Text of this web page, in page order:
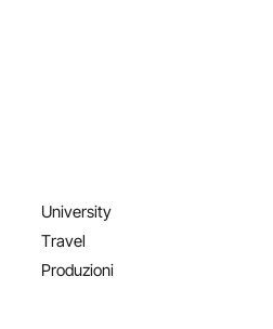
University
Travel
Produzioni